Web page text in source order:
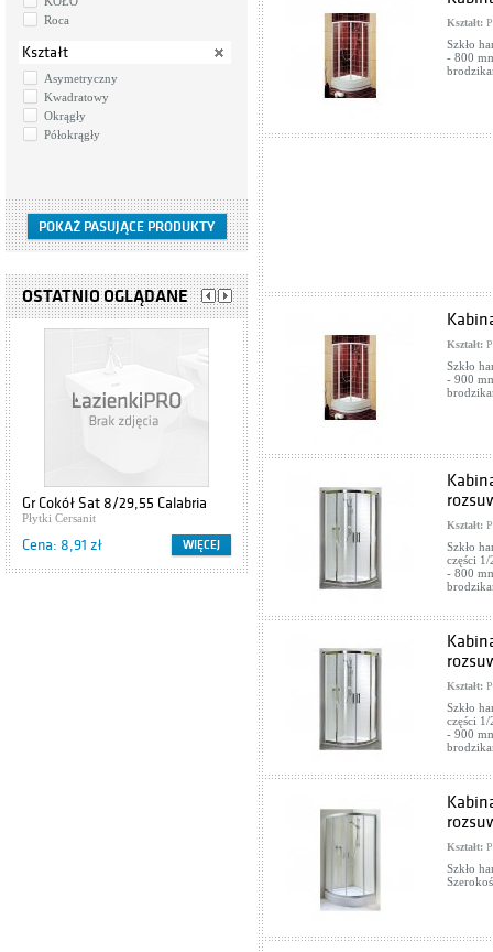
Roca
Kształt
Asymetryczny
Kwadratowy
Okrągły
Półokrągły
OSTATNIO OGLĄDANE
Gr Cokół Sat 8/29,55 Calabria
Grys1
Płytki Cersanit
Cena: 8,91 zł WIĘCEJ
Sabro Brown Geometryk
Cena: 64,00 zł WIĘCEJ
Kształt:
Szkło
- 800
Kształt:
Szkło
- 900
Kształt:
Szkło
części
- 800
Kształt:
Szkło
części
- 900
Kształt:
Szkło